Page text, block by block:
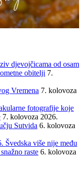
djevojčicama od osam
obitelji 7.
Vremena 7. kolovoza
fotografije koje
7. kolovoza 2026.
Sutvida 6. kolovoza
više nije među
raste 6. kolovoza